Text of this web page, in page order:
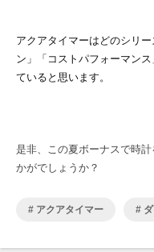
アクアタイマーはどのシリ
ン」「コストパフォーマン
ていると思います。
是非、この夏ボーナスで時
かがでしょうか？
アクアタイマー